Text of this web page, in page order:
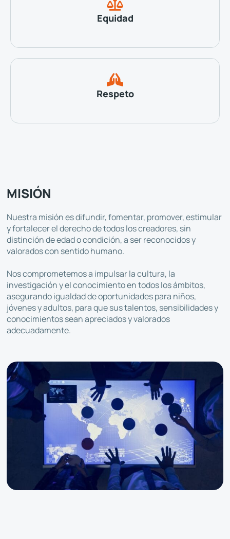
Equidad
Respeto
MISIÓN
Nuestra misión es difundir, fomentar, promover, estimular
y fortalecer el derecho de todos los creadores, sin
distinción de edad o condición, a ser reconocidos y
valorados con sentido humano.
Nos comprometemos a impulsar la cultura, la
investigación y el conocimiento en todos los ámbitos,
asegurando igualdad de oportunidades para niños,
jóvenes y adultos, para que sus talentos, sensibilidades y
conocimientos sean apreciados y valorados
adecuadamente.